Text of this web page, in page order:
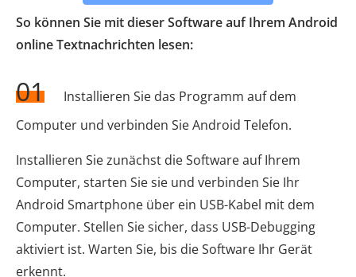
So können Sie mit dieser Software auf Ihrem Android
online Textnachrichten lesen:
01
Installieren Sie das Programm auf dem
Computer und verbinden Sie Android Telefon.
Installieren Sie zunächst die Software auf Ihrem
Computer, starten Sie sie und verbinden Sie Ihr
Android Smartphone über ein USB-Kabel mit dem
Computer. Stellen Sie sicher, dass USB-Debugging
aktiviert ist. Warten Sie, bis die Software Ihr Gerät
erkennt.